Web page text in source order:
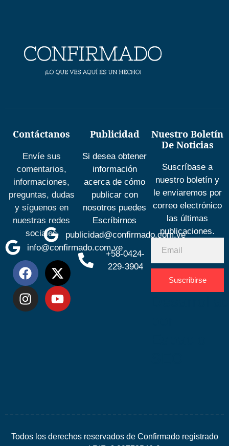
Contáctanos
Envíe sus
comentarios,
informaciones,
preguntas, dudas
y síguenos en
nuestras redes
sociales
info@confirmado.com.ve
Publicidad
Si desea obtener
información
acerca de cómo
publicar con
nosotros puedes
Escríbirnos
publicidad@confirmado.com.ve
+58-0424-
229-3904
Nuestro Boletín
De Noticias
Suscríbase a
nuestro boletín y
le enviaremos por
correo electrónico
las últimas
publicaciones.
Suscribirse
Todos los derechos reservados de Confirmado registrado